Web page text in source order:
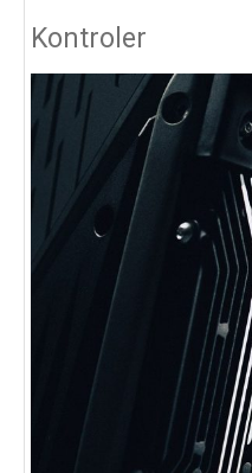
Kontroler